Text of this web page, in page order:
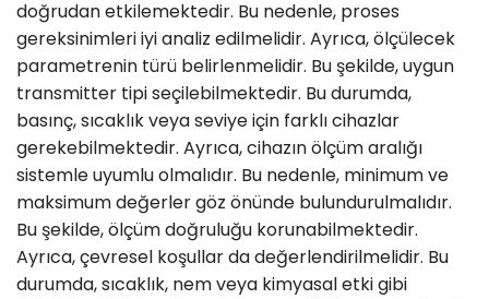
doğrudan etkilemektedir. Bu nedenle, proses
gereksinimleri iyi analiz edilmelidir. Ayrıca, ölçülecek
parametrenin türü belirlenmelidir. Bu şekilde, uygun
transmitter tipi seçilebilmektedir. Bu durumda,
basınç, sıcaklık veya seviye için farklı cihazlar
gerekebilmektedir. Ayrıca, cihazın ölçüm aralığı
sistemle uyumlu olmalıdır. Bu nedenle, minimum ve
maksimum değerler göz önünde bulundurulmalıdır.
Bu şekilde, ölçüm doğruluğu korunabilmektedir.
Ayrıca, çevresel koşullar da değerlendirilmelidir. Bu
durumda, sıcaklık, nem veya kimyasal etki gibi